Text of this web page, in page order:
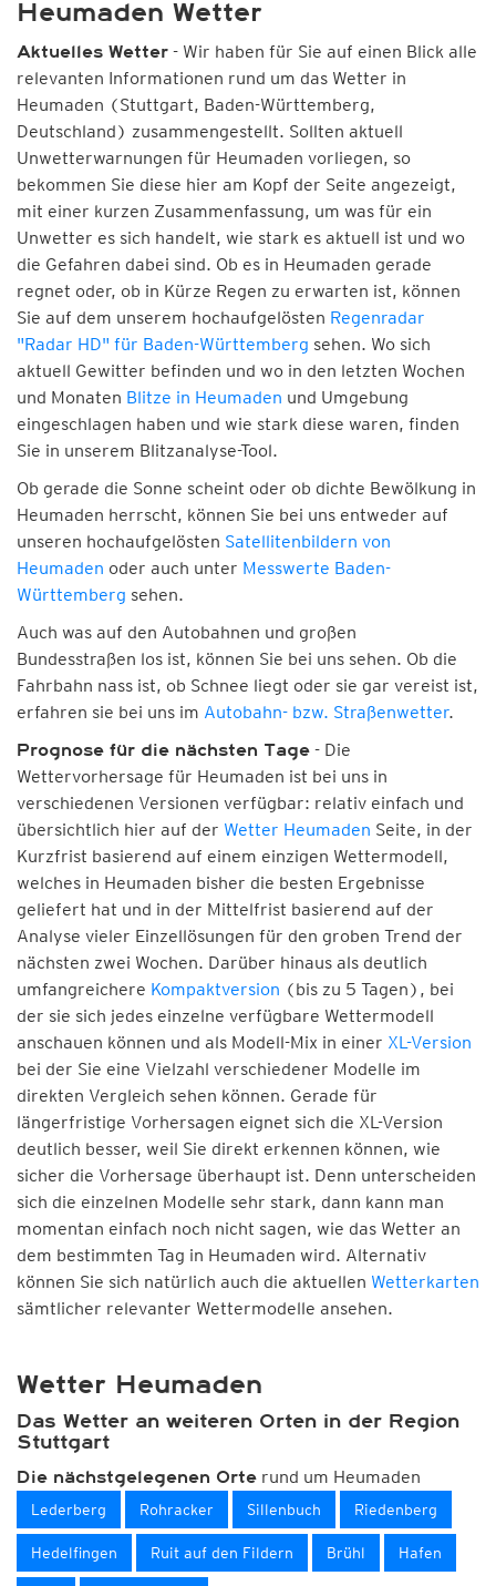
Heumaden Wetter
Aktuelles Wetter - Wir haben für Sie auf einen Blick alle
relevanten Informationen rund um das Wetter in
Heumaden (Stuttgart, Baden-Württemberg,
Deutschland) zusammengestellt. Sollten aktuell
Unwetterwarnungen für Heumaden vorliegen, so
bekommen Sie diese hier am Kopf der Seite angezeigt,
mit einer kurzen Zusammenfassung, um was für ein
Unwetter es sich handelt, wie stark es aktuell ist und wo
die Gefahren dabei sind. Ob es in Heumaden gerade
regnet oder, ob in Kürze Regen zu erwarten ist, können
Sie auf dem unserem hochaufgelösten Regenradar
"Radar HD" für Baden-Württemberg sehen. Wo sich
aktuell Gewitter befinden und wo in den letzten Wochen
und Monaten Blitze in Heumaden und Umgebung
eingeschlagen haben und wie stark diese waren, finden
Sie in unserem Blitzanalyse-Tool.
Ob gerade die Sonne scheint oder ob dichte Bewölkung in
Heumaden herrscht, können Sie bei uns entweder auf
unseren hochaufgelösten Satellitenbildern von
Heumaden oder auch unter Messwerte Baden-
Württemberg sehen.
Auch was auf den Autobahnen und großen
Bundesstraßen los ist, können Sie bei uns sehen. Ob die
Fahrbahn nass ist, ob Schnee liegt oder sie gar vereist ist,
erfahren sie bei uns im Autobahn- bzw. Straßenwetter.
Prognose für die nächsten Tage - Die
Wettervorhersage für Heumaden ist bei uns in
verschiedenen Versionen verfügbar: relativ einfach und
übersichtlich hier auf der Wetter Heumaden Seite, in der
Kurzfrist basierend auf einem einzigen Wettermodell,
welches in Heumaden bisher die besten Ergebnisse
geliefert hat und in der Mittelfrist basierend auf der
Analyse vieler Einzellösungen für den groben Trend der
nächsten zwei Wochen. Darüber hinaus als deutlich
umfangreichere Kompaktversion (bis zu 5 Tagen), bei
der sie sich jedes einzelne verfügbare Wettermodell
anschauen können und als Modell-Mix in einer XL-Version
bei der Sie eine Vielzahl verschiedener Modelle im
direkten Vergleich sehen können. Gerade für
längerfristige Vorhersagen eignet sich die XL-Version
deutlich besser, weil Sie direkt erkennen können, wie
sicher die Vorhersage überhaupt ist. Denn unterscheiden
sich die einzelnen Modelle sehr stark, dann kann man
momentan einfach noch nicht sagen, wie das Wetter an
dem bestimmten Tag in Heumaden wird. Alternativ
können Sie sich natürlich auch die aktuellen Wetterkarten
sämtlicher relevanter Wettermodelle ansehen.
Wetter Heumaden
Das Wetter an weiteren Orten in der Region
Stuttgart
Die nächstgelegenen Orte rund um Heumaden
Lederberg Rohracker Sillenbuch Riedenberg
Hedelfingen Ruit auf den Fildern Brühl Hafen